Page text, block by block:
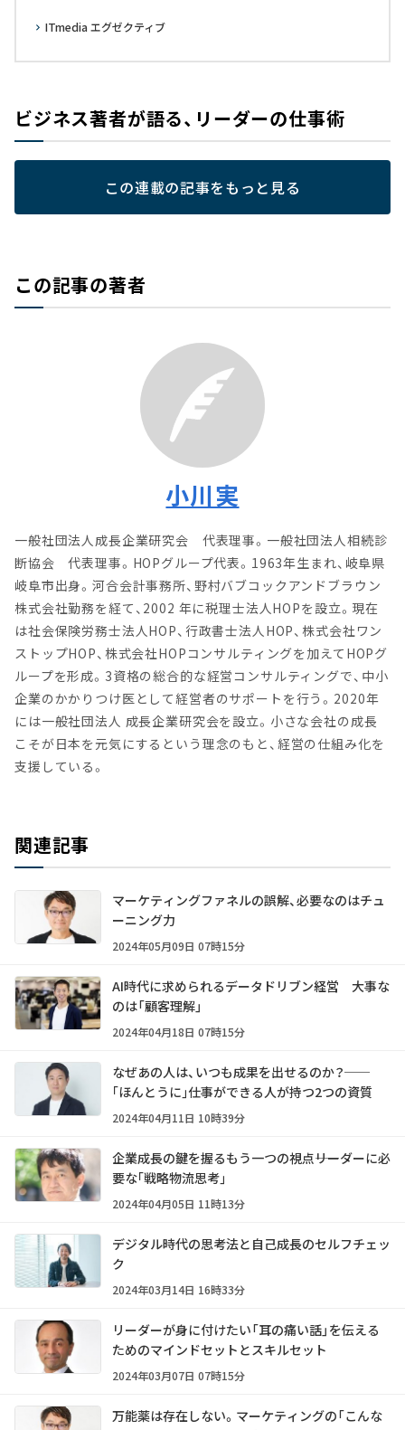
ITmedia エグゼクティブ
ビジネス著者が語る、リーダーの仕事術
この連載の記事をもっと見る
この記事の著者
小川実
一般社団法人成長企業研究会 代表理事。一般社団法人相続診
断協会 代表理事。HOPグループ代表。1963年生まれ、岐阜県
岐阜市出身。河合会計事務所、野村バブコックアンドブラウン
株式会社勤務を経て、2002 年に税理士法人HOPを設立。現在
は社会保険労務士法人HOP、行政書士法人HOP、株式会社ワン
ストップHOP、株式会社HOPコンサルティングを加えてHOPグ
ループを形成。3資格の総合的な経営コンサルティングで、中小
企業のかかりつけ医として経営者のサポートを行う。2020年
には一般社団法人 成長企業研究会を設立。小さな会社の成長
こそが日本を元気にするという理念のもと、経営の仕組み化を
支援している。
関連記事
マーケティングファネルの誤解、必要なのはチュ
ーニング力
2024年05月09日 07時15分
AI時代に求められるデータドリブン経営 大事な
のは「顧客理解」
2024年04月18日 07時15分
なぜあの人は、いつも成果を出せるのか？──
｢ほんとうに｣仕事ができる人が持つ2つの資質
2024年04月11日 10時39分
企業成長の鍵を握るもう一つの視点――リーダーに必
要な｢戦略物流思考｣
2024年04月05日 11時13分
デジタル時代の思考法と自己成長のセルフチェッ
ク
2024年03月14日 16時33分
リーダーが身に付けたい「耳の痛い話」を伝える
ためのマインドセットとスキルセット
2024年03月07日 07時15分
万能薬は存在しない。マーケティングの「こんな